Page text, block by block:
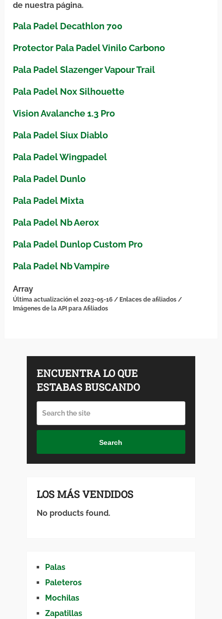
de nuestra página.
Pala Padel Decathlon 700
Protector Pala Padel Vinilo Carbono
Pala Padel Slazenger Vapour Trail
Pala Padel Nox Silhouette
Vision Avalanche 1.3 Pro
Pala Padel Siux Diablo
Pala Padel Wingpadel
Pala Padel Dunlo
Pala Padel Mixta
Pala Padel Nb Aerox
Pala Padel Dunlop Custom Pro
Pala Padel Nb Vampire
Array
Última actualización el 2023-05-16 / Enlaces de afiliados /
Imágenes de la API para Afiliados
ENCUENTRA LO QUE
ESTABAS BUSCANDO
Search
LOS MÁS VENDIDOS
No products found.
Palas
Paleteros
Mochilas
Zapatillas